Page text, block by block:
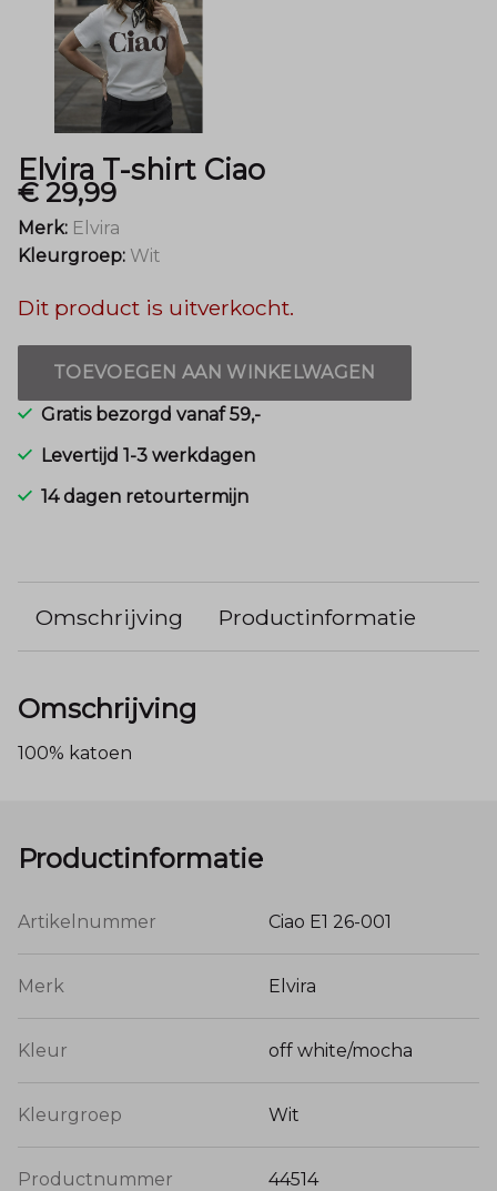
Elvira T-shirt Ciao
€ 29,99
Merk: Elvira
Kleurgroep: Wit
Dit product is uitverkocht.
TOEVOEGEN AAN WINKELWAGEN
Gratis bezorgd vanaf 59,-
Levertijd 1-3 werkdagen
14 dagen retourtermijn
Omschrijving Productinformatie
Omschrijving
100% katoen
Productinformatie
Artikelnummer Ciao E1 26-001
Merk Elvira
Kleur off white/mocha
Kleurgroep Wit
Productnummer 44514